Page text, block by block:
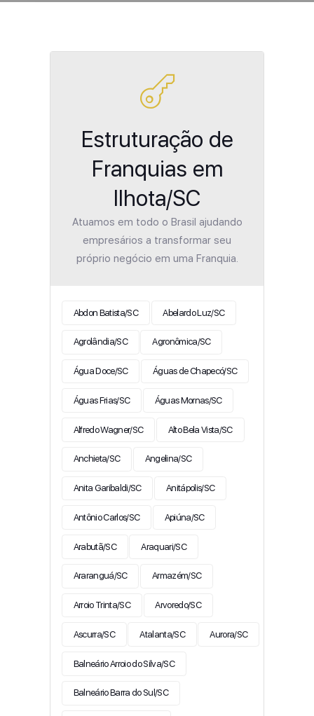
Estruturação de
Franquias em
Ilhota/SC
Atuamos em todo o Brasil ajudando
empresários a transformar seu
próprio negócio em uma Franquia.
Abdon Batista/SC Abelardo Luz/SC
Agrolândia/SC Agronômica/SC
Água Doce/SC Águas de Chapecó/SC
Águas Frias/SC Águas Mornas/SC
Alfredo Wagner/SC Alto Bela Vista/SC
Anchieta/SC Angelina/SC
Anita Garibaldi/SC Anitápolis/SC
Antônio Carlos/SC Apiúna/SC
Arabutã/SC Araquari/SC
Araranguá/SC Armazém/SC
Arroio Trinta/SC Arvoredo/SC
Ascurra/SC Atalanta/SC Aurora/SC
Balneário Arroio do Silva/SC
Balneário Barra do Sul/SC